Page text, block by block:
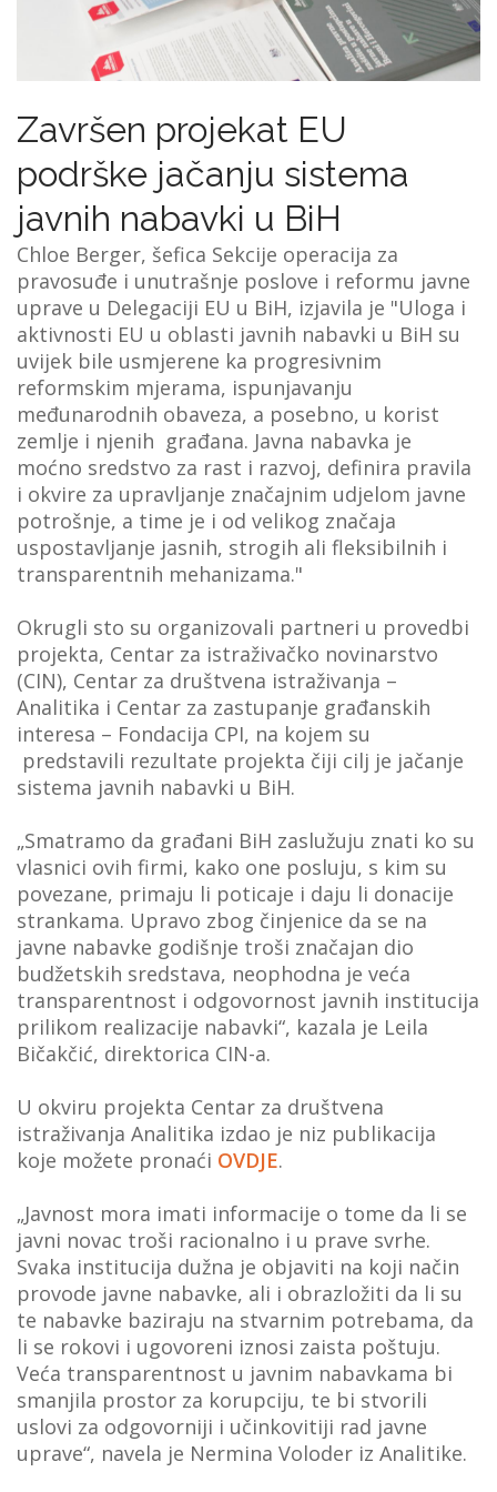
SEARCH
Završen projekat EU
podrške jačanju sistema
javnih nabavki u BiH
Chloe Berger, šefica Sekcije operacija za
pravosuđe i unutrašnje poslove i reformu javne
uprave u Delegaciji EU u BiH, izjavila je "Uloga i
aktivnosti EU u oblasti javnih nabavki u BiH su
uvijek bile usmjerene ka progresivnim
reformskim mjerama, ispunjavanju
međunarodnih obaveza, a posebno, u korist
zemlje i njenih građana. Javna nabavka je
moćno sredstvo za rast i razvoj, definira pravila
i okvire za upravljanje značajnim udjelom javne
potrošnje, a time je i od velikog značaja
uspostavljanje jasnih, strogih ali fleksibilnih i
transparentnih mehanizama."
Okrugli sto su organizovali partneri u provedbi
projekta, Centar za istraživačko novinarstvo
(CIN), Centar za društvena istraživanja –
Analitika i Centar za zastupanje građanskih
interesa – Fondacija CPI, na kojem su
predstavili rezultate projekta čiji cilj je jačanje
sistema javnih nabavki u BiH.
„Smatramo da građani BiH zaslužuju znati ko su
vlasnici ovih firmi, kako one posluju, s kim su
povezane, primaju li poticaje i daju li donacije
strankama. Upravo zbog činjenice da se na
javne nabavke godišnje troši značajan dio
budžetskih sredstava, neophodna je veća
transparentnost i odgovornost javnih institucija
prilikom realizacije nabavki“, kazala je Leila
Bičakčić, direktorica CIN-a.
U okviru projekta Centar za društvena
istraživanja Analitika izdao je niz publikacija
koje možete pronaći OVDJE.
„Javnost mora imati informacije o tome da li se
javni novac troši racionalno i u prave svrhe.
Svaka institucija dužna je objaviti na koji način
provode javne nabavke, ali i obrazložiti da li su
te nabavke baziraju na stvarnim potrebama, da
li se rokovi i ugovoreni iznosi zaista poštuju.
Veća transparentnost u javnim nabavkama bi
smanjila prostor za korupciju, te bi stvorili
uslovi za odgovorniji i učinkovitiji rad javne
uprave“, navela je Nermina Voloder iz Analitike.